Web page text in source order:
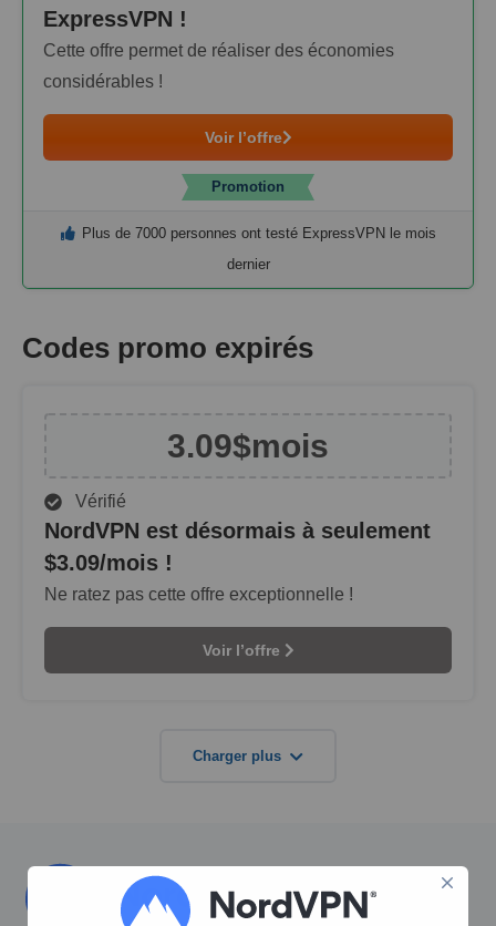
ExpressVPN !
Cette offre permet de réaliser des économies
considérables !
Voir l’offre
Promotion
Plus de 7000 personnes ont testé ExpressVPN le mois
dernier
Codes promo expirés
3.09$mois
Vérifié
NordVPN est désormais à seulement
$3.09/mois !
Ne ratez pas cette offre exceptionnelle !
Voir l’offre
Charger plus